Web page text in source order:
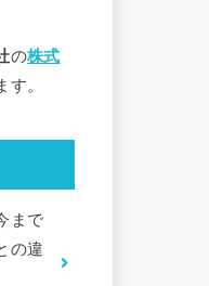
の株式
。
まで
の違